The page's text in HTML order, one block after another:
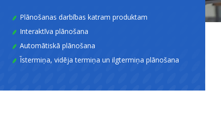
Plānošanas darbības katram produktam
Interaktīva plānošana
Automātiskā plānošana
Īstermiņa, vidēja termiņa un ilgtermiņa plānošana